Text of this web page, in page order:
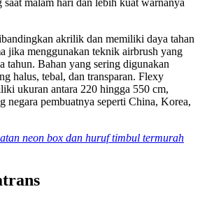
malam hari dan lebih kuat warnanya
akrilik dan memiliki daya tahan
jika menggunakan teknik airbrush yang
tahun. Bahan yang sering digunakan
halus, tebal, dan transparan. Flexy
ukuran antara 220 hingga 550 cm,
negara pembuatnya seperti China, Korea,
neon box dan huruf timbul termurah